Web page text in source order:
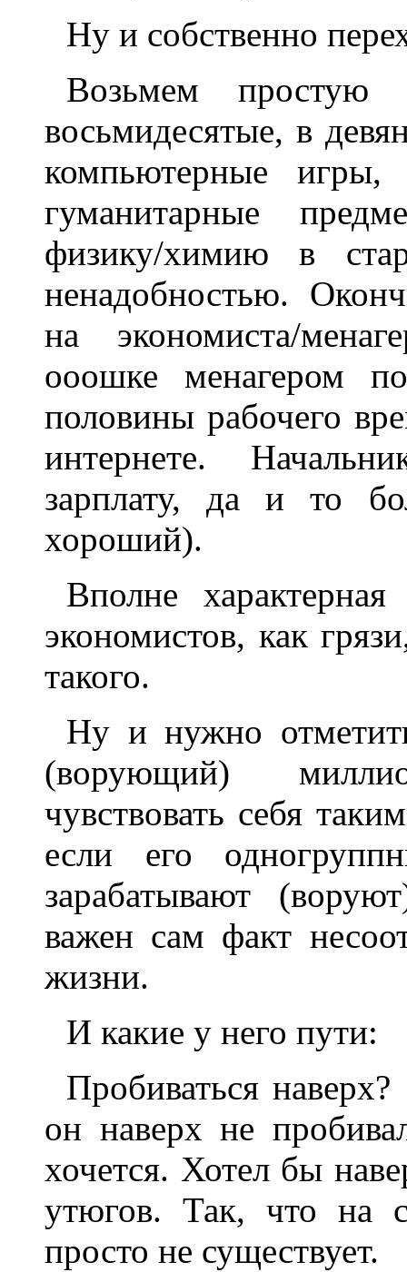
Ну и собственно
Возьмем
восьмидесятые, в
компьютерные
гуманитарные
физику/химию в
ненадобностью.
на экономиста/
ооошке менагером
половины рабочего
интернете.
зарплату, да и то
хороший).
Вполне
экономистов, как
такого.
Ну и нужно
(ворующий)
чувствовать себя
если его
зарабатывают
важен сам факт
жизни.
И какие у него пути:
Пробиваться
он наверх не
хочется. Хотел бы
утюгов. Так, что на
просто не существует.